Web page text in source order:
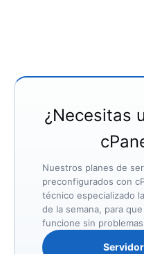
¿Necesitas
Nuestros planes de
preconfigurados con
técnico especializado
de la semana, para
funcione sin